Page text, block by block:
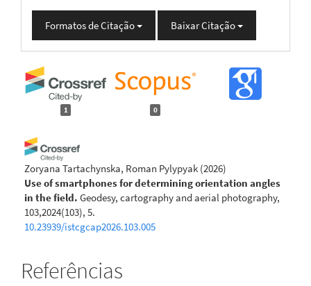
Formatos de Citação Baixar Citação
1 0
Zoryana Tartachynska, Roman Pylypyak (2026)
Use of smartphones for determining orientation angles
in the field. Geodesy, cartography and aerial photography,
103,2024(103), 5.
10.23939/istcgcap2026.103.005
Referências